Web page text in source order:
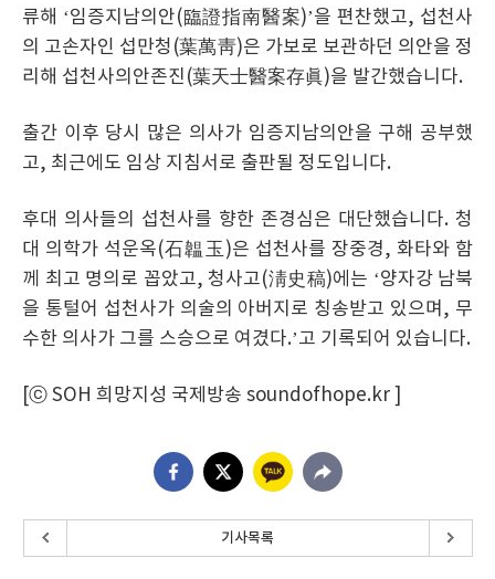
류해 ‘임증지남의안(臨證指南醫案)’을 편찬했고, 섭천사
의 고손자인 섭만청(葉萬靑)은 가보로 보관하던 의안을 정
리해 섭천사의안존진(葉天士醫案存眞)을 발간했습니다.
출간 이후 당시 많은 의사가 임증지남의안을 구해 공부했
고, 최근에도 임상 지침서로 출판될 정도입니다.
후대 의사들의 섭천사를 향한 존경심은 대단했습니다. 청
대 의학가 석운옥(石韞玉)은 섭천사를 장중경, 화타와 함
께 최고 명의로 꼽았고, 청사고(淸史稿)에는 ‘양자강 남북
을 통털어 섭천사가 의술의 아버지로 칭송받고 있으며, 무
수한 의사가 그를 스승으로 여겼다.’고 기록되어 있습니다.
[ⓒ SOH 희망지성 국제방송 soundofhope.kr ]
기사목록